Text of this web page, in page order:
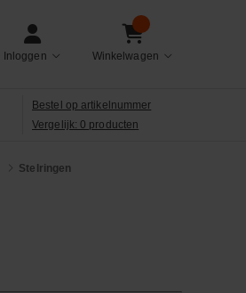
Inloggen Winkelwagen
Bestel op artikelnummer
Vergelijk: 0 producten
Stelringen